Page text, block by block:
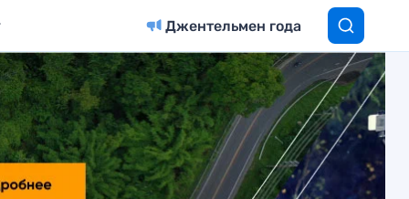
Джентельмен года